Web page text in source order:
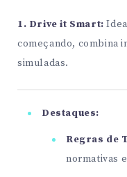
1. Drive it Smart:
começando, combina
simuladas.
Destaques:
Regras de
normativas